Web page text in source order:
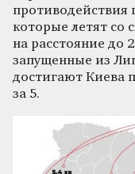
противодействия
которые летят со
на расстояние до
запущенные из
достигают Киева
за 5.